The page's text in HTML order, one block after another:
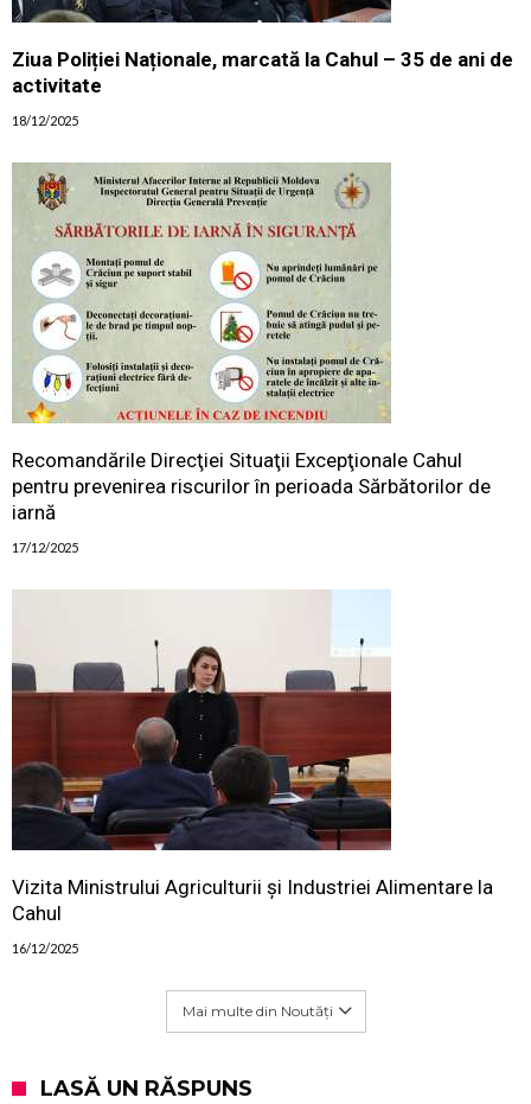
Ziua Poliției Naționale, marcată la Cahul – 35 de ani de
activitate
18/12/2025
Recomandările Direcţiei Situaţii Excepţionale Cahul
pentru prevenirea riscurilor în perioada Sărbătorilor de
iarnă
17/12/2025
Vizita Ministrului Agriculturii și Industriei Alimentare la
Cahul
16/12/2025
Mai multe din Noutăți
LASĂ UN RĂSPUNS